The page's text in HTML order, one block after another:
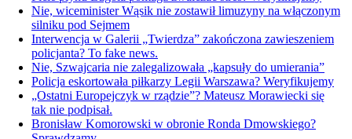
Nie, wiceminister Wąsik nie zostawił limuzyny na włączonym
silniku pod Sejmem
Interwencja w Galerii „Twierdza” zakończona zawieszeniem
policjanta? To fake news.
Nie, Szwajcaria nie zalegalizowała „kapsuły do umierania”
Policja eskortowała piłkarzy Legii Warszawa? Weryfikujemy
„Ostatni Europejczyk w rządzie”? Mateusz Morawiecki się
tak nie podpisał.
Bronisław Komorowski w obronie Ronda Dmowskiego?